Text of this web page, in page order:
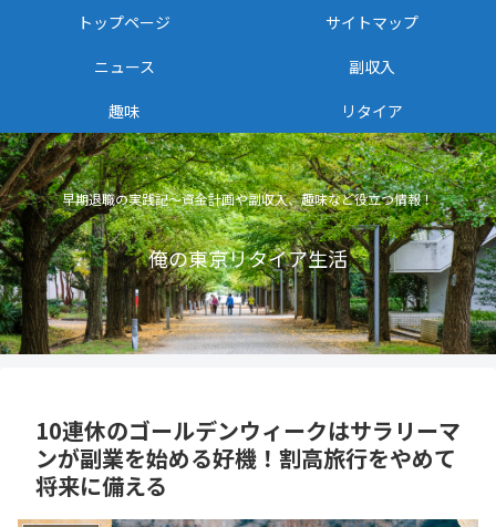
早期退職の実践記〜資金計画や副収入、趣味など役立つ情報！
俺の東京リタイア生活
トップページ
サイトマップ
ニュース
副収入
趣味
リタイア
10連休のゴールデンウィークはサラリーマ
ンが副業を始める好機！割高旅行をやめて
将来に備える